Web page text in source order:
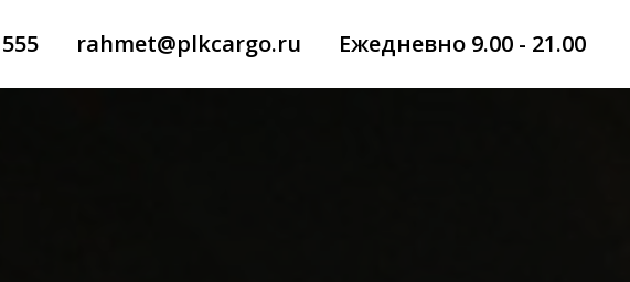
rahmet@plkcargo.ru Ежедневно 9.00 - 21.00